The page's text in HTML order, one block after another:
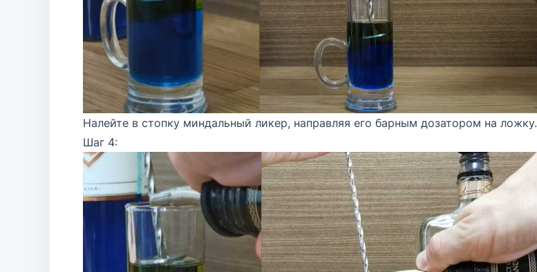
Налейте в стопку миндальный ликер, направляя его барным дозатором на ложку.
Шаг 4: